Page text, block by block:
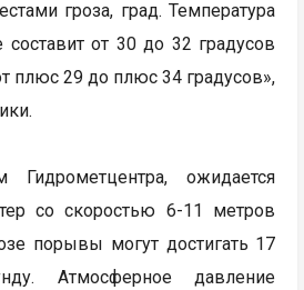
гроза, град. Температура
от 30 до 32 градусов
плюс 29 до плюс 34 градусов»,
Гидрометцентра, ожидается
со скоростью 6-11 метров
порывы могут достигать 17
Атмосферное давление